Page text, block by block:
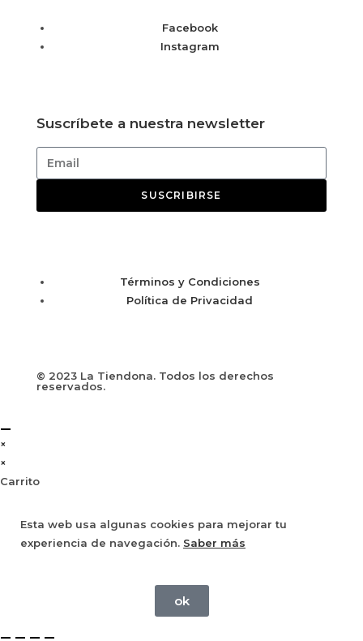
Facebook
Instagram
Suscríbete a nuestra newsletter
SUSCRIBIRSE
© 2023 La Tiendona. Todos los derechos
reservados.
Términos y Condiciones
Política de Privacidad
×
×
Carrito
Esta web usa algunas cookies para mejorar tu
experiencia de navegación. Saber más
ok